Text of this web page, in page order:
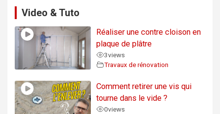
Video & Tuto
Réaliser une contre cloison en
plaque de plâtre
3views
Travaux de rénovation
Comment retirer une vis qui
tourne dans le vide ?
0views